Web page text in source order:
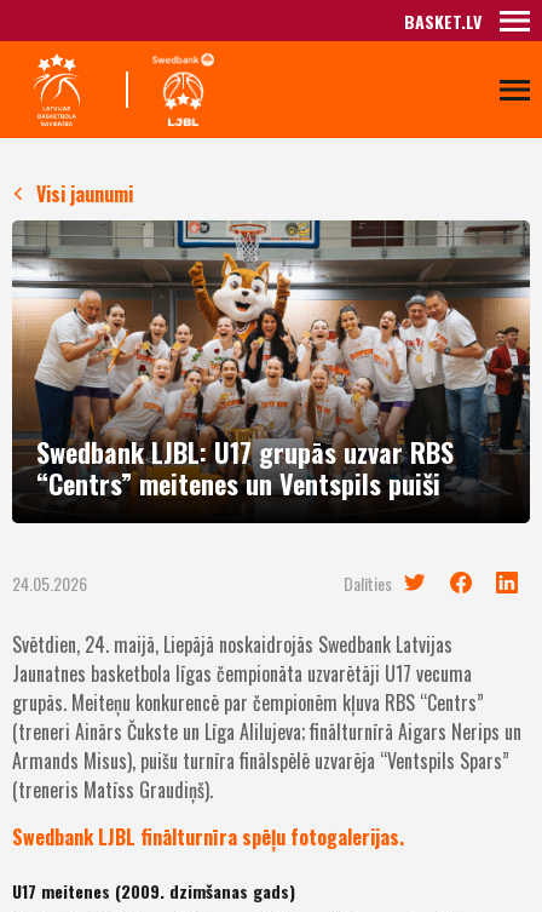
BASKET.LV
Visi jaunumi
Swedbank LJBL: U17 grupās uzvar RBS
“Centrs” meitenes un Ventspils puiši
24.05.2026 Dalīties
Svētdien, 24. maijā, Liepājā noskaidrojās Swedbank Latvijas
Jaunatnes basketbola līgas čempionāta uzvarētāji U17 vecuma
grupās. Meiteņu konkurencē par čempionēm kļuva RBS “Centrs”
(treneri Ainārs Čukste un Līga Alilujeva; finālturnīrā Aigars Nerips un
Armands Misus), puišu turnīra finālspēlē uzvarēja “Ventspils Spars”
(treneris Matīss Graudiņš).
Swedbank LJBL finālturnīra spēļu fotogalerijas.
U17 meitenes (2009. dzimšanas gads)